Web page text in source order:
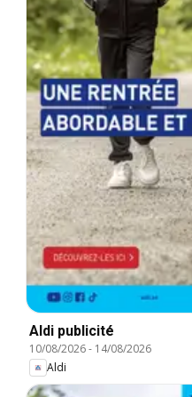
Aldi publicité
10/08/2026- 14/08/2026
Aldi